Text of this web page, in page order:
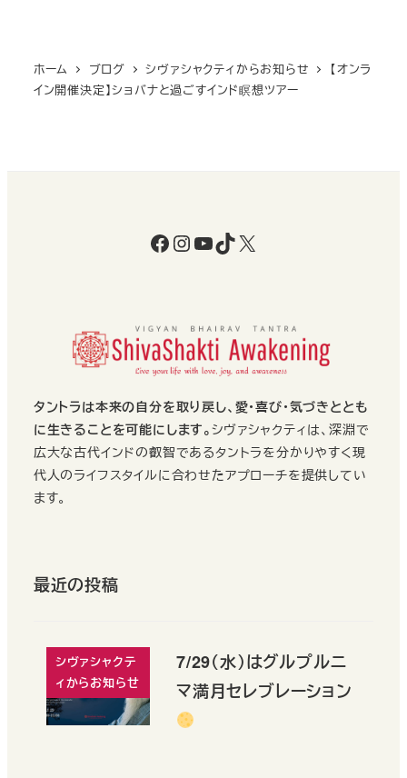
ホーム ブログ シヴァシャクティからお知らせ
【オンラ
イン開催決定】ショバナと過ごすインド瞑想ツアー
Facebook InstagramYouTube TikTok X
タントラは本来の自分を取り戻し、愛・喜び・気づきととも
に生きることを可能にします。シヴァシャクティは、深淵で
広大な古代インドの叡智であるタントラを分かりやすく現
代人のライフスタイルに合わせたアプローチを提供してい
ます。
最近の投稿
シヴァシャクテ
ィからお知らせ
7/29（水）はグルプルニ
マ満月セレブレーション